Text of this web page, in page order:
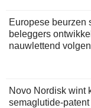
Europese beurzen
beleggers
nauwlettend volgen
Novo Nordisk wint
semaglutide-